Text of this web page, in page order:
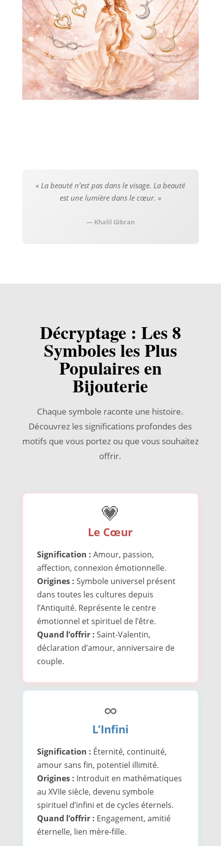
« La beauté n’est pas dans le visage. La beauté
est une lumière dans le cœur. »
— Khalil Gibran
Décryptage : Les 8
Symboles les Plus
Populaires en
Bijouterie
Chaque symbole raconte une histoire.
Découvrez les significations profondes des
motifs que vous portez ou que vous souhaitez
offrir.
💗
Le Cœur
Signification : Amour, passion,
affection, connexion émotionnelle.
Origines : Symbole universel présent
dans toutes les cultures depuis
l’Antiquité. Représente le centre
émotionnel et spirituel de l’être.
Quand l’offrir : Saint-Valentin,
déclaration d’amour, anniversaire de
couple.
∞
L’Infini
Signification : Éternité, continuité,
amour sans fin, potentiel illimité.
Origines : Introduit en mathématiques
au XVIIe siècle, devenu symbole
spirituel d’infini et de cycles éternels.
Quand l’offrir : Engagement, amitié
éternelle, lien mère-fille.